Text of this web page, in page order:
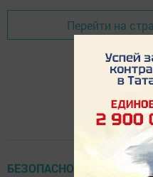
Перейти на
БЕЗОПАСНОСТЬ НА